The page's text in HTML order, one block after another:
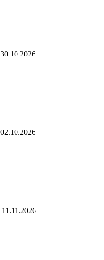
30.10.2026
02.10.2026
11.11.2026